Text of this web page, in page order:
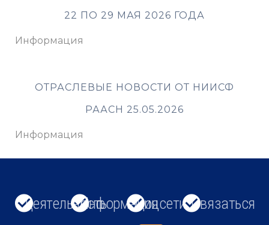
22 ПО 29 МАЯ 2026 ГОДА
Информация
ОТРАСЛЕВЫЕ НОВОСТИ ОТ НИИСФ
РААСН 25.05.2026
Информация
ДеятельностьИнформацияСоцсети Связаться